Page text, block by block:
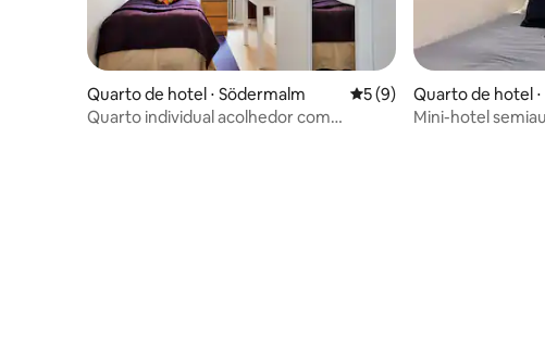
Quarto de hotel ⋅ Södermalm 5 de uma avaliação
5 (9)
Quarto individual acolhedor com
Quarto de hotel
en
Mini-hotel